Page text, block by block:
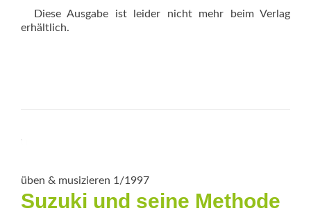
Diese Ausgabe ist leider nicht mehr beim Verlag
erhältlich.
üben & musizieren 1/1997
Suzuki und seine Methode